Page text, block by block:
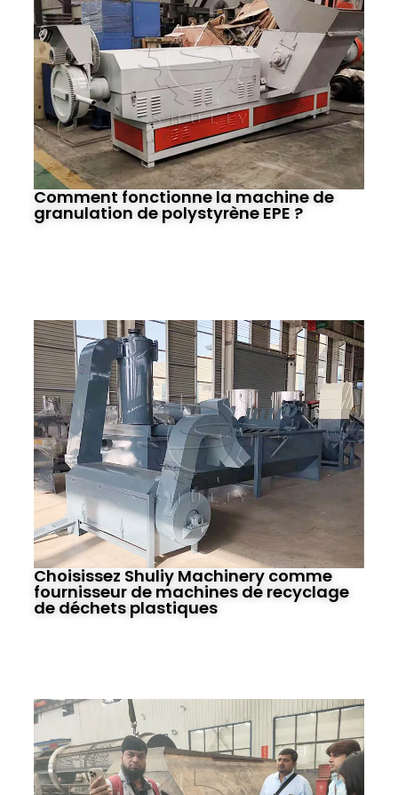
Comment fonctionne la machine de
granulation de polystyrène EPE ?
Choisissez Shuliy Machinery comme
fournisseur de machines de recyclage
de déchets plastiques